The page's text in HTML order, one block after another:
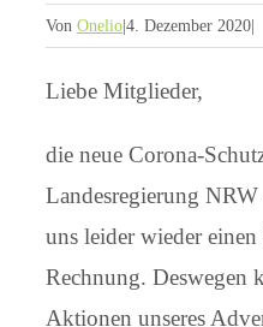
Von Onelio 4. Dezember 2020
Liebe Mitglieder,
die neue Corona-
Landesregierung
uns leider wieder
Rechnung. Deswegen
Aktionen unseres